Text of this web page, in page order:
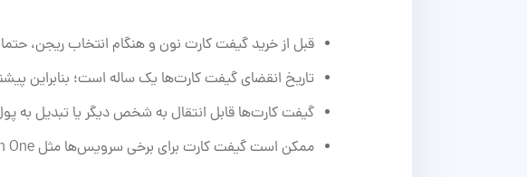
قبل از خرید گیفت کارت نون و هنگام انتخاب ریجن،
تاریخ انقضای گیفت کارت‌ها یک ساله است؛ بنابراین
گیفت کارت‌ها قابل انتقال به شخص دیگر یا تبدیل به
ممکن است گیفت کارت برای برخی سرویس‌ها مثل Noon One یا محصولات دیجیتال، ممکن است قابل استفاده نباشد.